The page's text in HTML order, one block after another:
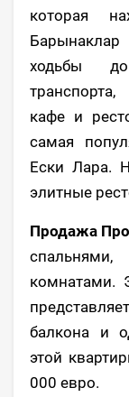
которая
ходьбы до
кафе и
самая
Ески Лара.
элитные
Продажа
комнатами.
балкона и
этой
000 евро.